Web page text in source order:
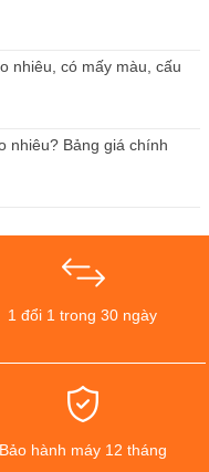
nhiêu, có mấy màu, cấu
nhiêu? Bảng giá chính
1 đổi 1 trong 30 ngày
Bảo hành máy 12 tháng